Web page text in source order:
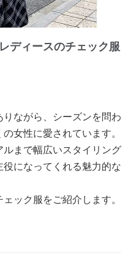
ディースのチェック服
ながら、シーズンを問わ
女性に愛されています。
ルまで幅広いスタイリング
になってくれる魅力的な
ック服をご紹介します。